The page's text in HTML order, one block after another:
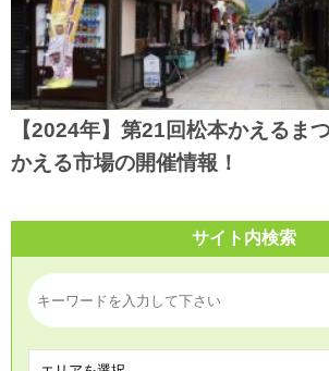
【2024年】第21回松本かえるま
かえる市場の開催情報！
サイト内検索